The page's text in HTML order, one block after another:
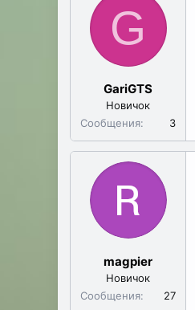
G
GariGTS
Новичок
Сообщения
3
magpier
Новичок
Сообщения
27